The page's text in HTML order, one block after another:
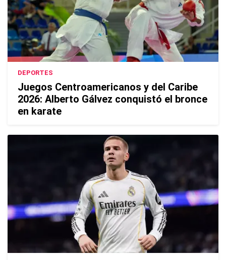
DEPORTES
Juegos Centroamericanos y del Caribe
2026: Alberto Gálvez conquistó el bronce
en karate